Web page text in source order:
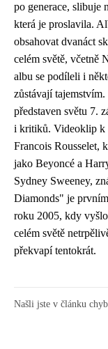
po generace, slibuje
která je proslavila.
obsahovat dvanáct
celém světě, včetně
albu se podíleli i
zůstávají
představen světu 7.
i kritiků. Videoklip k
Francois Rousselet,
jako Beyoncé a
Sydney Sweeney,
Diamonds" je
roku 2005, kdy
celém světě
překvapí tentokrát.
Našli jste v článku